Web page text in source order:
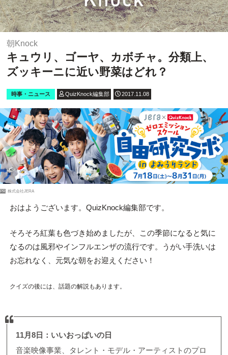
朝Knock
キュウリ、ゴーヤ、カボチャ。分類上、
ズッキーニに近い野菜はどれ？
時事・ニュース QuizKnock編集部 2017.11.08
PR 株式会社JERA
おはようございます。QuizKnock編集部です。
そろそろ紅葉も色づき始めましたが、この季節になると気に
なるのは風邪やインフルエンザの流行です。うがい手洗いは
お忘れなく、元気な朝をお迎えください！
クイズの後には、話題の解説もあります。
11月8日：いいおっぱいの日
音楽映像事業、タレント・モデル・アーティストのプロ